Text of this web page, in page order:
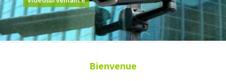
Bienvenue